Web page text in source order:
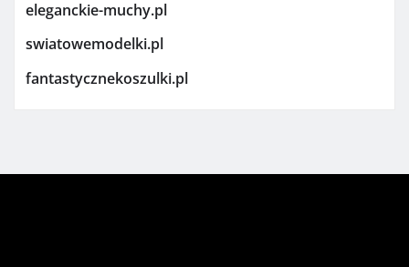
eleganckie-muchy.pl
swiatowemodelki.pl
fantastycznekoszulki.pl